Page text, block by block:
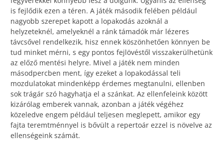
is fejlődik ezen a téren. A játék második felében például
nagyobb szerepet kapott a lopakodás azoknál a
helyzeteknél, amelyeknél a ránk támadók már lézeres
távcsővel rendelkezik, hisz ennek köszönhetően könnyen be
tud minket mérni, s egy pontos fejlövéstől visszakerülhetünk
az előző mentési helyre. Mivel a játék nem minden
másodpercben ment, így ezeket a lopakodással teli
mozdulatokat mindenképp érdemes megtanulni, ellenben
sok trágár szó hagyhatja el a szánkat. Az ellenfeleink között
kizárólag emberek vannak, azonban a játék végéhez
közeledve engem például teljesen meglepett, amikor egy
fajta teremtménnyel is bővült a repertoár ezzel is növelve az
ellenségeink számát.